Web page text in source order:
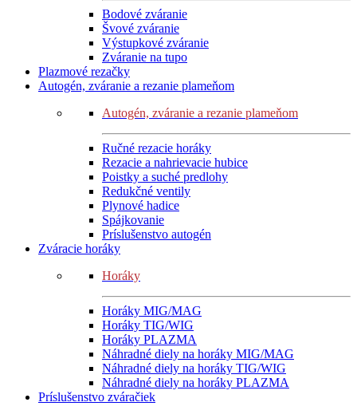
Bodové zváranie
Švové zváranie
Výstupkové zváranie
Zváranie na tupo
Plazmové rezačky
Autogén, zváranie a rezanie plameňom
Autogén, zváranie a rezanie plameňom
Ručné rezacie horáky
Rezacie a nahrievacie hubice
Poistky a suché predlohy
Redukčné ventily
Plynové hadice
Spájkovanie
Príslušenstvo autogén
Zváracie horáky
Horáky
Horáky MIG/MAG
Horáky TIG/WIG
Horáky PLAZMA
Náhradné diely na horáky MIG/MAG
Náhradné diely na horáky TIG/WIG
Náhradné diely na horáky PLAZMA
Príslušenstvo zváračiek